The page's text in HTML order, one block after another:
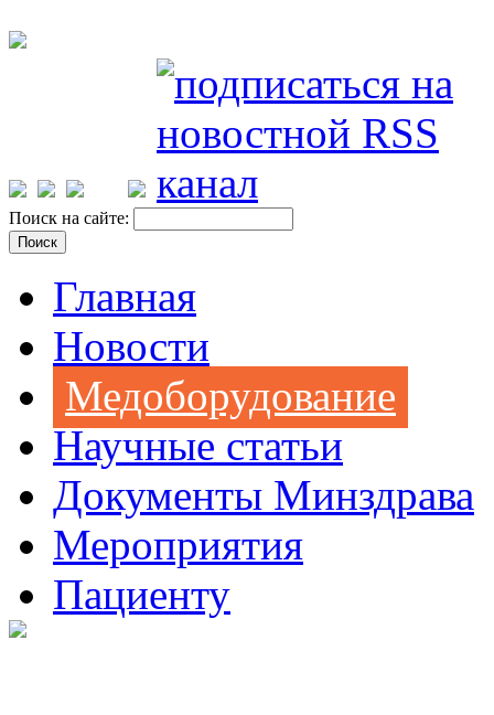
Поиск на сайте:
Главная
Новости
Медоборудование
Научные статьи
Документы Минздрава
Мероприятия
Пациенту